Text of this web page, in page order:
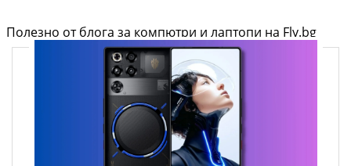
Полезно от блога за компютри и лаптопи на Fly.bg